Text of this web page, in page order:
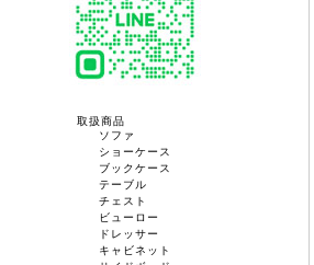
取扱商品
ソファ
ショーケース
ブックケース
テーブル
チェスト
ビューロー
ドレッサー
キャビネット